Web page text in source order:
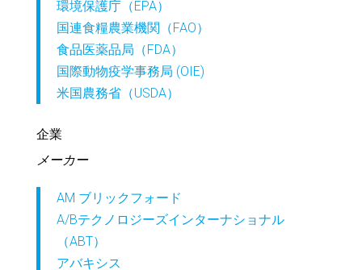
環境保護庁（EPA）
国連食糧農業機関（FAO）
食品医薬品局（FDA）
国際動物疫学事務局 (OIE)
米国農務省（USDA）
企業
メーカー
AM ブリックフォード
A/Bテクノロジーズインターナショナル
（ABT）
アバキシス